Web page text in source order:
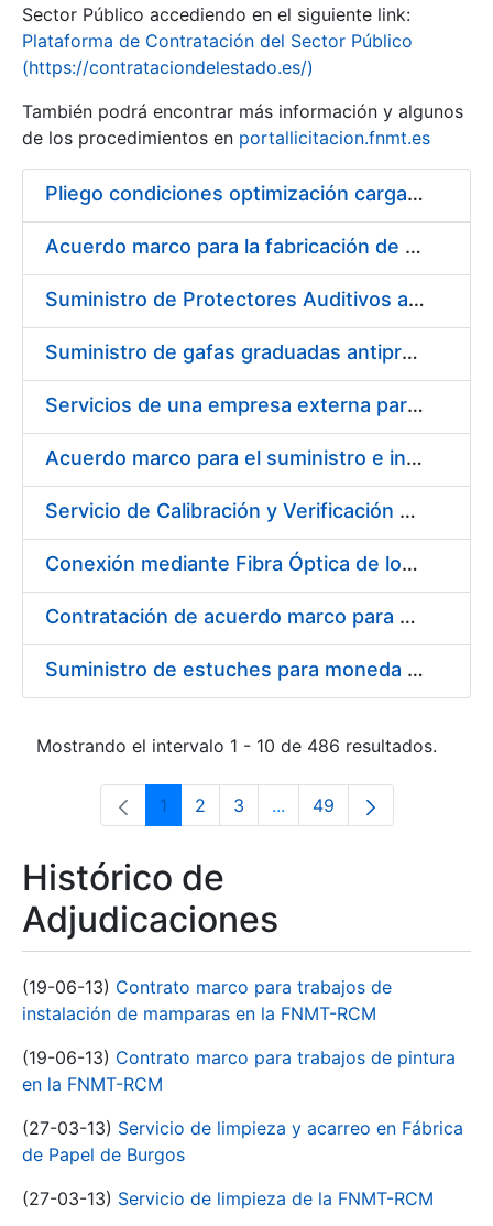
Sector Público accediendo en el siguiente link:
Plataforma de Contratación del Sector Público
(https://contrataciondelestado.es/)
También podrá encontrar más información y algunos
de los procedimientos en portallicitacion.fnmt.es
Pliego condiciones optimización cargas compras firmado
Acuerdo marco para la fabricación de piezas
Suministro de Protectores Auditivos a medida para las personas trabajadoras de los Centros de Trabajo de Madrid y Burgos
Suministro de gafas graduadas antiproyecciones para los trabajadores de la FNMT-RCM en los centros de trabajo de Madrid y Burgos
Servicios de una empresa externa para el asesoramiento y resolución de los recursos de alzada que se presentan relacionados con procesos de selección para la FNMT-RCM
Acuerdo marco para el suministro e instalación de persianas, estores y otros complementos
Servicio de Calibración y Verificación Externa de los Equipos de Medición del Servicio de Prevención de la FNMT-RCM
Conexión mediante Fibra Óptica de los Centros de Proceso de Datos (CPDs) de las sedes de la FNMT-RCM de Burgos y Madrid
Contratación de acuerdo marco para el Suministro de Material de Electricidad para la Fábrica Nacional de Moneda y Timbre-Real Casa de la Moneda en su centro de trabajo de Burgos
Suministro de estuches para moneda de 30 €
Mostrando el intervalo 1 - 10 de 486 resultados.
Página
1 Página
2 Página
3 ...Páginas intermedias Use
Página
49
Histórico de
Adjudicaciones
(19-06-13) Contrato marco para trabajos de
instalación de mamparas en la FNMT-RCM
(19-06-13) Contrato marco para trabajos de pintura
en la FNMT-RCM
(27-03-13) Servicio de limpieza y acarreo en Fábrica
de Papel de Burgos
(27-03-13) Servicio de limpieza de la FNMT-RCM